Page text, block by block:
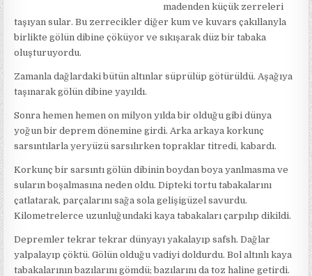
madenden küçük zerreleri
taşıyan sular. Bu zerrecikler diğer kum ve kuvars çakıllanyla
birlikte gölün dibine çöküyor ve sıkışarak düz bir tabaka
oluşturuyordu.
Zamanla dağlardaki bütün altınlar süprülüp götürüldü. Aşağıya
taşınarak gölün dibine yayıldı.
Sonra hemen hemen on milyon yılda bir olduğu gibi dünya
yoğun bir deprem dönemine girdi. Arka arkaya korkunç
sarsıntılarla yeryüzü sarsılırken topraklar titredi, kabardı.
Korkunç bir sarsıntı gölün dibinin boydan boya yanlmasma ve
suların boşalmasına neden oldu. Dipteki tortu tabakalarını
çatlatarak, parçalarını sağa sola gelişigüzel savurdu.
Kilometrelerce uzunluğundaki kaya tabakaları çarpılıp dikildi.
Depremler tekrar tekrar dünyayı yakalayıp safsh. Dağlar
yalpalayıp çöktü. Gölün olduğu vadiyi doldurdu. Bol altınlı kaya
tabakalarının bazılarını gömdü; bazılarını da toz haline getirdi.